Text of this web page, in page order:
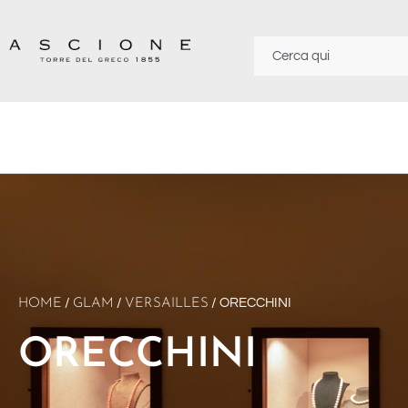
HOME / GLAM / VERSAILLES / ORECCHINI
ORECCHINI